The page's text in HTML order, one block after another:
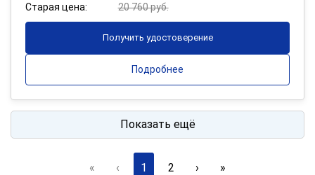
Старая цена:
20 760 руб.
Получить удостоверение
Подробнее
Показать ещё
« ‹ 1 2 › »